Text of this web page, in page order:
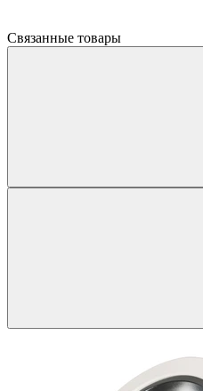
Связанные товары